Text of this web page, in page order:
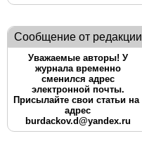
Сообщение от редакции
Уважаемые авторы! У
журнала временно
сменился адрес
электронной почты.
Присылайте свои статьи на
адрес
burdackov.d@yandex.ru